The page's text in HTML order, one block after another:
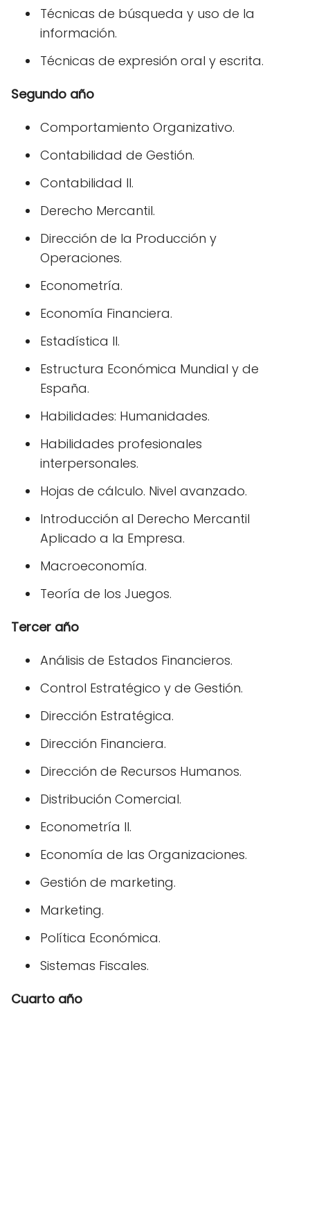
Técnicas de búsqueda y uso de la
información.
Técnicas de expresión oral y escrita.
Segundo año
Comportamiento Organizativo.
Contabilidad de Gestión.
Contabilidad II.
Derecho Mercantil.
Dirección de la Producción y
Operaciones.
Econometría.
Economía Financiera.
Estadística II.
Estructura Económica Mundial y de
España.
Habilidades: Humanidades.
Habilidades profesionales
interpersonales.
Hojas de cálculo. Nivel avanzado.
Introducción al Derecho Mercantil
Aplicado a la Empresa.
Macroeconomía.
Teoría de los Juegos.
Tercer año
Análisis de Estados Financieros.
Control Estratégico y de Gestión.
Dirección Estratégica.
Dirección Financiera.
Dirección de Recursos Humanos.
Distribución Comercial.
Econometría II.
Economía de las Organizaciones.
Gestión de marketing.
Marketing.
Política Económica.
Sistemas Fiscales.
Cuarto año